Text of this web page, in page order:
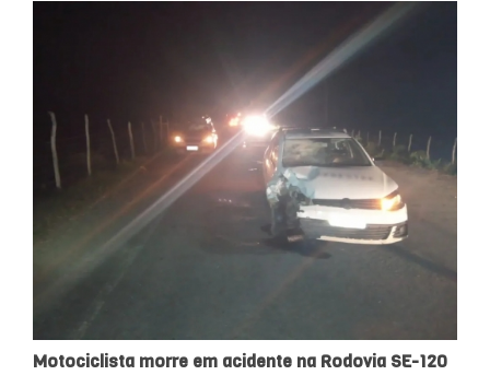
Motociclista morre em acidente na Rodovia SE-120